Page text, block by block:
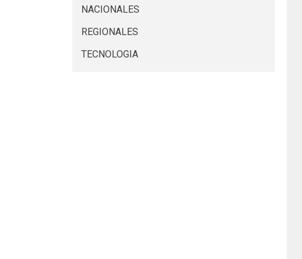
NACIONALES
REGIONALES
TECNOLOGIA